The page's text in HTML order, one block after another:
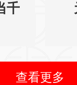
千
查看更多